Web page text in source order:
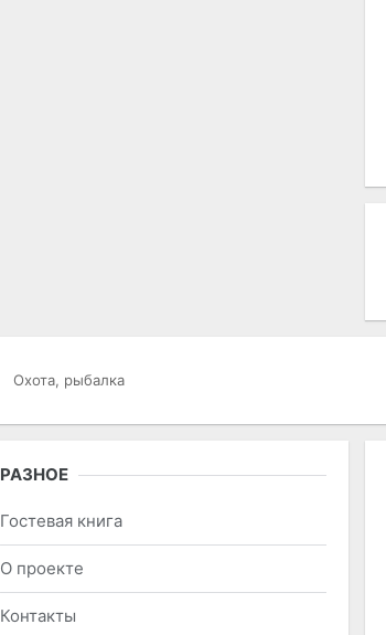
Охота, рыбалка
РАЗНОЕ
Гостевая книга
О проекте
Контакты